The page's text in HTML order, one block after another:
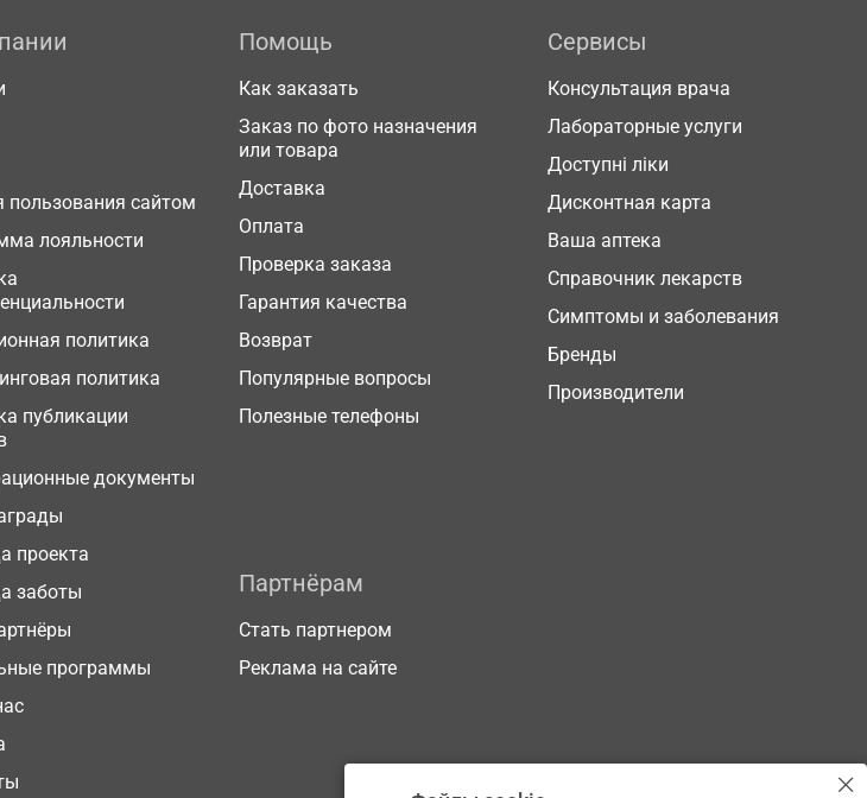
пользования сайтом
лояльности
политика
политика
публикации
документы
проекта
заботы
программы
Помощь
Как заказать
Заказ по фото назначения
или товара
Доставка
Оплата
Проверка заказа
Гарантия качества
Возврат
Популярные вопросы
Полезные телефоны
Сервисы
Консультация врача
Лабораторные услуги
Доступні ліки
Дисконтная карта
Ваша аптека
Справочник лекарств
Симптомы и заболевания
Бренды
Производители
Партнёрам
Стать партнером
Реклама на сайте